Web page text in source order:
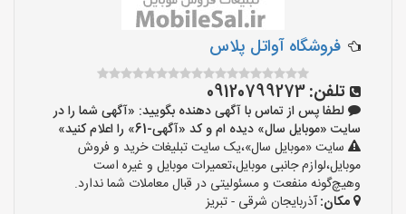
فروشگاه آواتل پلاس
تلفن:09120799273
لطفا پس از تماس با آگهی دهنده بگویید: «آگهی شما را در
سایت «موبایل سال» دیده ام و کد «آگهی-61» را اعلام کنید»
سایت «موبایل سال»،یک سایت تبلیغات خرید و فروش
موبایل،لوازم جانبی موبایل،تعمیرات موبایل و غیره است
وهیچ‌گونه منفعت و مسئولیتی در قبال معاملات شما ندارد.
مکان:آذربایجان شرقی - تبریز